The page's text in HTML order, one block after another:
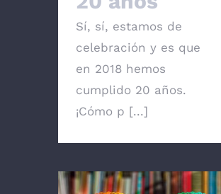
Sí, sí, estamos de
celebración y es que
en 2018 hemos
cumplido 20 años.
¡Cómo p [...]